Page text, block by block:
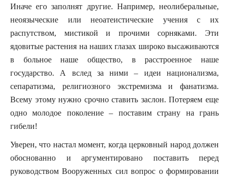
Иначе его заполнят другие. Например, неолиберальные,
неоязыческие или неоатеистические учения с их
распутством, мистикой и прочими сорняками. Эти
ядовитые растения на наших глазах широко высаживаются
в больное наше общество, в расстроенное наше
государство. А вслед за ними – идеи национализма,
сепаратизма, религиозного экстремизма и фанатизма.
Всему этому нужно срочно ставить заслон. Потеряем еще
одно молодое поколение – поставим страну на грань
гибели!
Уверен, что настал момент, когда церковный народ должен
обоснованно и аргументировано поставить перед
руководством Вооруженных сил вопрос о формировании